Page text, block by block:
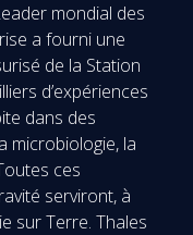
mondial des
a fourni une
de la Station
d’expériences
dans des
microbiologie, la
ces
serviront, à
sur Terre. Thales